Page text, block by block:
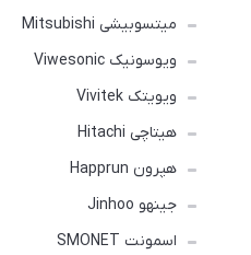
میتسوبیشی Mitsubishi
ویوسونیک Viwesonic
ویویتک Vivitek
هیتاچی Hitachi
هپرون Happrun
جینهو Jinhoo
اسمونت SMONET